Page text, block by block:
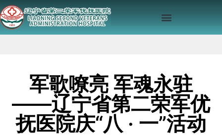
军歌嘹亮 军魂永驻
——辽宁省第二荣军优
抚医院庆“八 · 一”活动